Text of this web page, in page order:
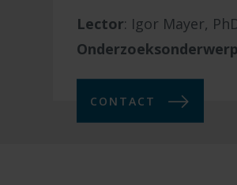
Lector: Igor Mayer,
Onderzoeksonderwerp
CONTACT